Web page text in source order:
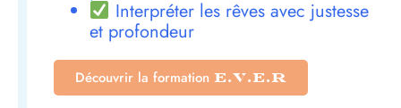
Interpréter les rêves avec justesse
et profondeur
Découvrir la formation E.V.E.R